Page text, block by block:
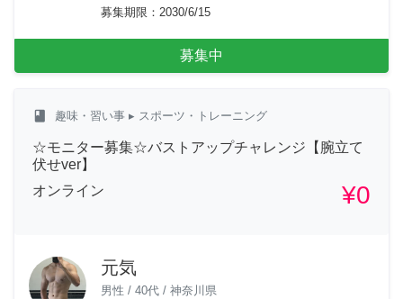
募集期限 ： 2030/6/15
募集中
class 趣味・習い事 ▸ スポーツ・トレーニング
☆モニター募集☆バストアップチャレンジ【腕立て
伏せver】
オンライン
¥0
元気
男性 / 40代 / 神奈川県